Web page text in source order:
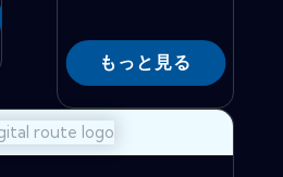
もっと見る